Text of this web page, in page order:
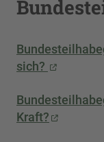
sich?
Kraft?